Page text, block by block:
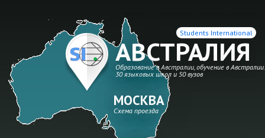
АВСТРАЛИЯ
Образование в Австралии, обучение в Австралии.
30 языковых школ и 50 вузов
Students International
МОСКВА
Схема проезда